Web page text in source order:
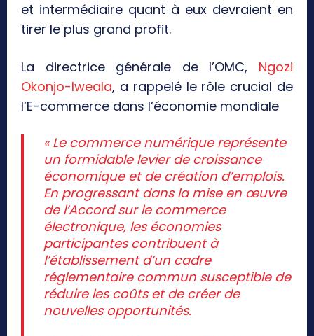
et intermédiaire quant à eux devraient en
tirer le plus grand profit.
La directrice générale de l’OMC, Ngozi
Okonjo-Iweala, a rappelé le rôle crucial de
l’E-commerce dans l’économie mondiale
« Le commerce numérique représente
un formidable levier de croissance
économique et de création d’emplois.
En progressant dans la mise en œuvre
de l’Accord sur le commerce
électronique, les économies
participantes contribuent à
l’établissement d’un cadre
réglementaire commun susceptible de
réduire les coûts et de créer de
nouvelles opportunités.